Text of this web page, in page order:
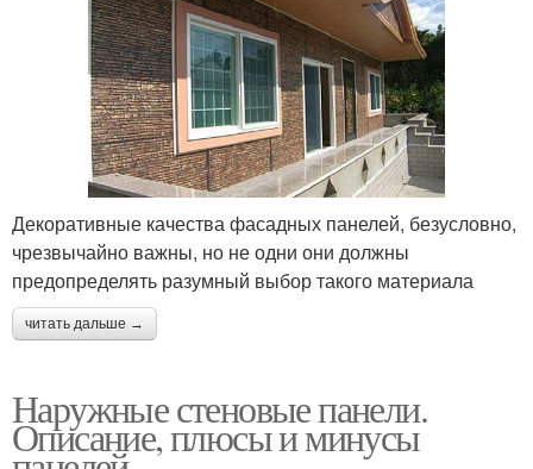
Декоративные качества фасадных панелей, безусловно,
чрезвычайно важны, но не одни они должны
предопределять разумный выбор такого материала
читать дальше →
Наружные стеновые панели.
Описание, плюсы и минусы